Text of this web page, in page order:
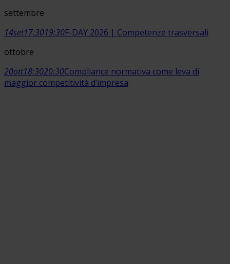
settembre
14set17:3019:30F-DAY 2026 | Competenze trasversali
ottobre
20ott18:3020:30Compliance normativa come leva di
maggior competitività d’impresa